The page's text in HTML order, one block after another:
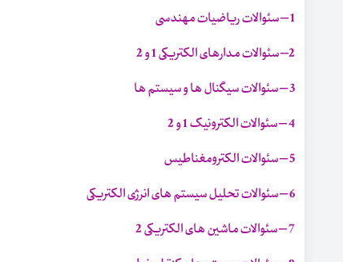
1 – سئوالات ریاضیات مهندسی
2– سئوالات مدارهای الکتریکی 1 و 2
3 – سئوالات سیگنال ها و سیستم ها
4 – سئوالات الکترونیک 1 و 2
5 – سئوالات الکترومغناطیس
6 – سئوالات تحلیل سیستم های انرژی الکتریکی
7 – سئوالات ماشین های الکتریکی 2